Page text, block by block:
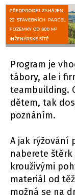
Program je
tábory, ale i
teambuilding.
dětem, tak
poznáním.
A jak rýžování
naberete
krouživými
materiál od
možná se na